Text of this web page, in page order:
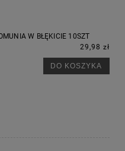
W BŁĘKICIE 10SZT
29,98 zł
DO KOSZYKA